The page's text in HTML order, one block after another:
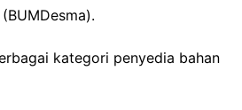
kategori penyedia bahan